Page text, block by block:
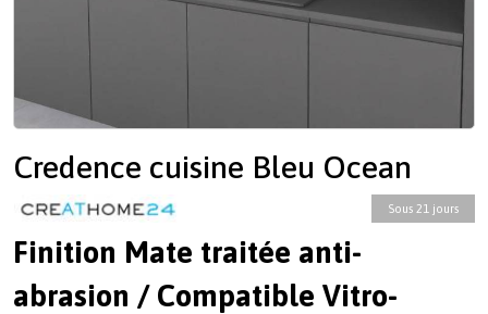
Credence cuisine Bleu Ocean
Sous 21 jours
Finition Mate traitée anti-
abrasion / Compatible Vitro-